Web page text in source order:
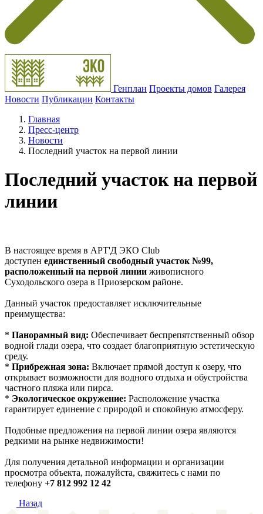
Генплан Проекты домов Галерея
Новости Публикации Контакты
Главная
Пресс-центр
Новости
Последний участок на первой линии
Последний участок на первой
линии
В настоящее время в АРТ'Д ЭКО Club
доступен единственный свободный участок №99,
расположенный на первой линии живописного
Суходольского озера в Приозерском районе.
Данный участок предоставляет исключительные
преимущества:
* Панорамный вид: Обеспечивает беспрепятственный обзор
водной глади озера, что создает благоприятную эстетическую
среду.
* Прибрежная зона: Включает прямой доступ к озеру, что
открывает возможности для водного отдыха и обустройства
частного пляжа или пирса.
* Экологическое окружение: Расположение участка
гарантирует единение с природой и спокойную атмосферу.
Подобные предложения на первой линии озера являются
редкими на рынке недвижимости!
Для получения детальной информации и организации
просмотра объекта, пожалуйста, свяжитесь с нами по
телефону +7 812 992 12 42
Назад